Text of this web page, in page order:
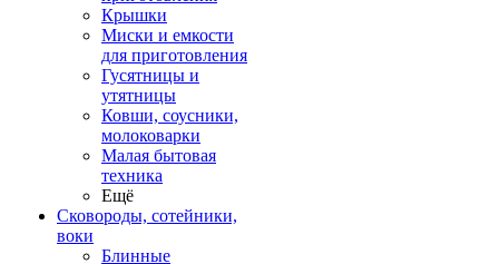
Крышки
Миски и емкости
для приготовления
Гусятницы и
утятницы
Ковши, соусники,
молоковарки
Малая бытовая
техника
Ещё
Сковороды, сотейники,
воки
Блинные